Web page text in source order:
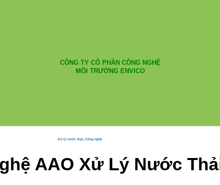
CÔNG TY CỔ PHẦN CÔNG NGHỆ
MÔI TRƯỜNG ENVICO
Xử lý nước thải, Công nghệ
AAO Xử Lý Nước